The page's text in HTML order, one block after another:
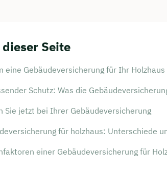
Seite
eine Gebäudeversicherung für Ihr
Schutz: Was die
Sie jetzt bei Ihrer Gebäudeversicherung
für holzhaus: Unterschiede
einer Gebäudeversicherung für